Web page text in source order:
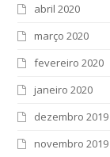
abril 2020
março 2020
fevereiro 2020
janeiro 2020
dezembro 2019
novembro 2019